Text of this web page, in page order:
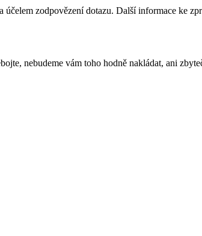
zodpovězení dotazu. Další informace ke
nebudeme vám toho hodně nakládat, ani